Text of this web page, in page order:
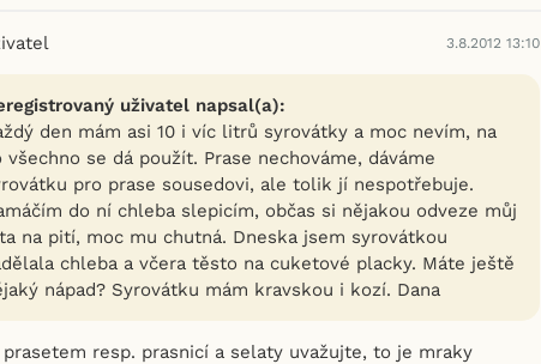
3.8.2012 13:10
uživatel napsal(a):
den mám asi 10 i víc litrů syrovátky a moc nevím, na
všechno se dá použít. Prase nechováme, dáváme
pro prase sousedovi, ale tolik jí nespotřebuje.
do ní chleba slepicím, občas si nějakou odveze můj
na pití, moc mu chutná. Dneska jsem syrovátkou
chleba a včera těsto na cuketové placky. Máte ještě
nápad? Syrovátku mám kravskou i kozí. Dana
prasetem resp. prasnicí a selaty uvažujte, to je mraky